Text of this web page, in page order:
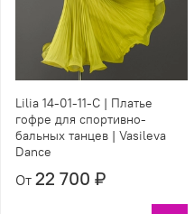
Lilia 14-01-11-С | Платье
гофре для спортивно-
бальных танцев | Vasileva
Dance
От 22 700 ₽